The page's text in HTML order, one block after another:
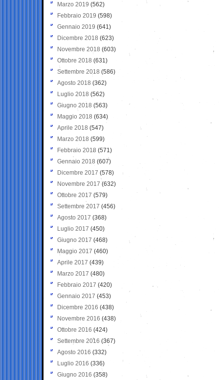
Marzo 2019 (562)
Febbraio 2019 (598)
Gennaio 2019 (641)
Dicembre 2018 (623)
Novembre 2018 (603)
Ottobre 2018 (631)
Settembre 2018 (586)
Agosto 2018 (362)
Luglio 2018 (562)
Giugno 2018 (563)
Maggio 2018 (634)
Aprile 2018 (547)
Marzo 2018 (599)
Febbraio 2018 (571)
Gennaio 2018 (607)
Dicembre 2017 (578)
Novembre 2017 (632)
Ottobre 2017 (579)
Settembre 2017 (456)
Agosto 2017 (368)
Luglio 2017 (450)
Giugno 2017 (468)
Maggio 2017 (460)
Aprile 2017 (439)
Marzo 2017 (480)
Febbraio 2017 (420)
Gennaio 2017 (453)
Dicembre 2016 (438)
Novembre 2016 (438)
Ottobre 2016 (424)
Settembre 2016 (367)
Agosto 2016 (332)
Luglio 2016 (336)
Giugno 2016 (358)